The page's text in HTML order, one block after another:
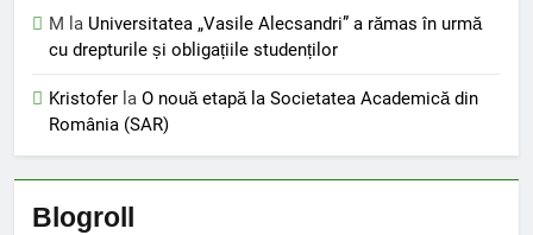
M la Universitatea „Vasile Alecsandri” a rămas în urmă
cu drepturile și obligațiile studenților
Kristofer la O nouă etapă la Societatea Academică din
România (SAR)
Blogroll